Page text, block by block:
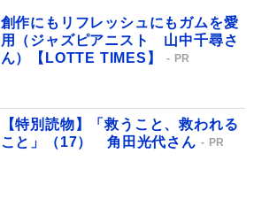
創作にもリフレッシュにもガムを愛
用（ジャズピアニスト 山中千尋さ
ん）【LOTTE TIMES】
PR
【特別読物】「救うこと、救われる
こと」（17） 角田光代さん
PR